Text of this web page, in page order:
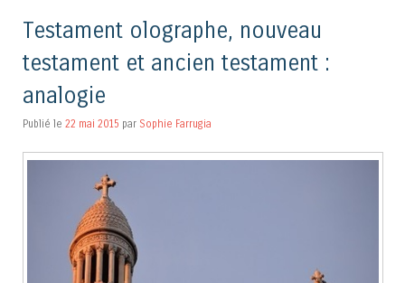
Testament olographe, nouveau
testament et ancien testament :
analogie
Publié le 22 mai 2015 par Sophie Farrugia